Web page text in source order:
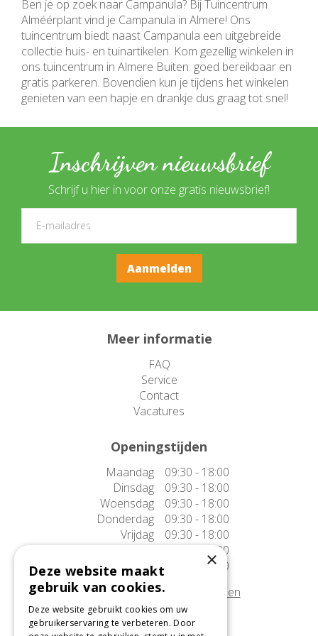
Ben je op zoek naar Campanula? Bij Tuincentrum
Alméérplant vind je Campanula in Almere! Ons
tuincentrum biedt naast Campanula een uitgebreide
collectie huis- en tuinartikelen. Kom gezellig winkelen in
ons tuincentrum in Almere Buiten: goed bereikbaar en
gratis parkeren. Bovendien kun je tijdens het winkelen
genieten van een hapje en drankje dus graag tot snel!
Inschrijven nieuwsbrief
Schrijf u hier in voor onze gratis nieuwsbrief!
Meer informatie
FAQ
Service
Contact
Vacatures
Openingstijden
Maandag
09:30 - 18:00
Dinsdag
09:30 - 18:00
Woensdag
09:30 - 18:00
Donderdag
09:30 - 18:00
Vrijdag
09:30 - 18:00
Zaterdag
09:30 - 17:00
Zondag
10:00 - 17:00
Afwijkende openingstijden tonen
Onze locatie
×
Deze website maakt
gebruik van cookies.
Deze website gebruikt cookies om uw
gebruikerservaring te verbeteren. Door